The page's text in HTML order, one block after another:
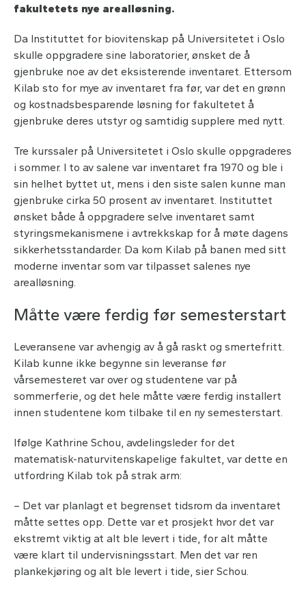
fakultetets nye arealløsning.
Da Instituttet for biovitenskap på Universitetet i Oslo
skulle oppgradere sine laboratorier, ønsket de å
gjenbruke noe av det eksisterende inventaret. Ettersom
Kilab sto for mye av inventaret fra før, var det en grønn
og kostnadsbesparende løsning for fakultetet å
gjenbruke deres utstyr og samtidig supplere med nytt.
Tre kurssaler på Universitetet i Oslo skulle oppgraderes
i sommer. I to av salene var inventaret fra 1970 og ble i
sin helhet byttet ut, mens i den siste salen kunne man
gjenbruke cirka 50 prosent av inventaret. Instituttet
ønsket både å oppgradere selve inventaret samt
styringsmekanismene i avtrekkskap for å møte dagens
sikkerhetsstandarder. Da kom Kilab på banen med sitt
moderne inventar som var tilpasset salenes nye
arealløsning.
Måtte være ferdig før semesterstart
Leveransene var avhengig av å gå raskt og smertefritt.
Kilab kunne ikke begynne sin leveranse før
vårsemesteret var over og studentene var på
sommerferie, og det hele måtte være ferdig installert
innen studentene kom tilbake til en ny semesterstart.
Ifølge Kathrine Schou, avdelingsleder for det
matematisk-naturvitenskapelige fakultet, var dette en
utfordring Kilab tok på strak arm:
– Det var planlagt et begrenset tidsrom da inventaret
måtte settes opp. Dette var et prosjekt hvor det var
ekstremt viktig at alt ble levert i tide, for alt måtte
være klart til undervisningsstart. Men det var ren
plankekjøring og alt ble levert i tide, sier Schou.